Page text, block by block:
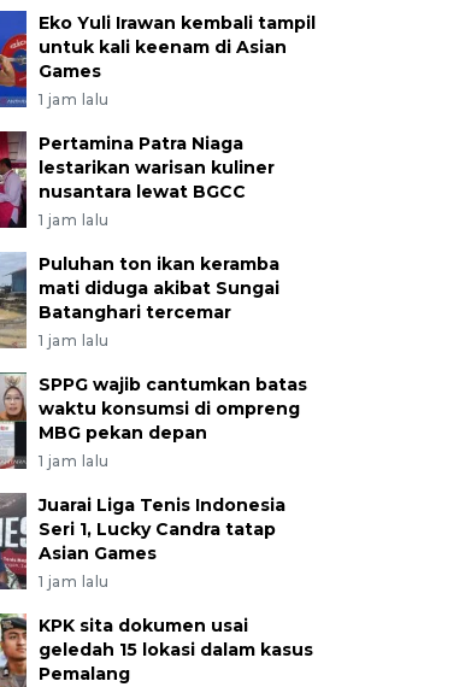
Eko Yuli Irawan kembali tampil
untuk kali keenam di Asian
Games
1 jam lalu
Pertamina Patra Niaga
lestarikan warisan kuliner
nusantara lewat BGCC
1 jam lalu
Puluhan ton ikan keramba
mati diduga akibat Sungai
Batanghari tercemar
1 jam lalu
SPPG wajib cantumkan batas
waktu konsumsi di ompreng
MBG pekan depan
1 jam lalu
Juarai Liga Tenis Indonesia
Seri 1, Lucky Candra tatap
Asian Games
1 jam lalu
KPK sita dokumen usai
geledah 15 lokasi dalam kasus
Pemalang